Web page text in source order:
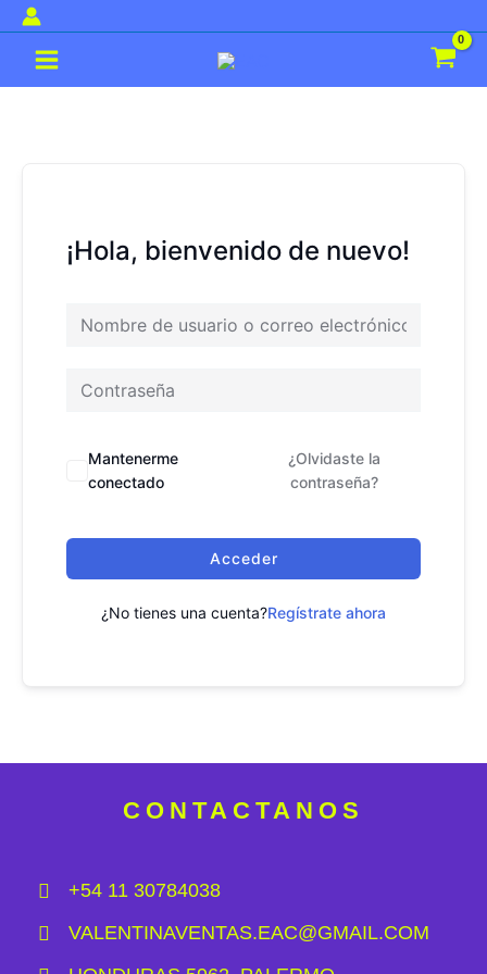
al
contenido
Main
¡Hola, bienvenido de nuevo!
Mantenerme
conectado
¿Olvidaste la
contraseña?
Acceder
¿No tienes una cuenta?Regístrate ahora
CONTACTANOS
+54 11 30784038
VALENTINAVENTAS.EAC@GMAIL.COM